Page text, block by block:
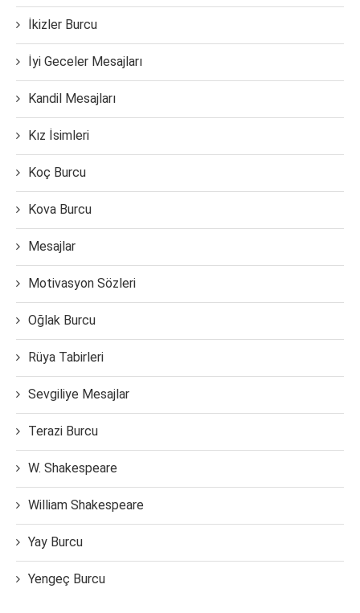
İkizler Burcu
İyi Geceler Mesajları
Kandil Mesajları
Kız İsimleri
Koç Burcu
Kova Burcu
Mesajlar
Motivasyon Sözleri
Oğlak Burcu
Rüya Tabirleri
Sevgiliye Mesajlar
Terazi Burcu
W. Shakespeare
William Shakespeare
Yay Burcu
Yengeç Burcu